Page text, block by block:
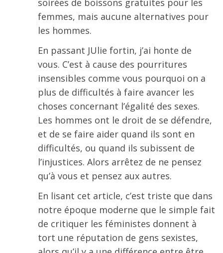
soirées de boissons gratuites pour les
femmes, mais aucune alternatives pour
les hommes.
En passant JUlie fortin, j’ai honte de
vous. C’est à cause des pourritures
insensibles comme vous pourquoi on a
plus de difficultés à faire avancer les
choses concernant l’égalité des sexes.
Les hommes ont le droit de se défendre,
et de se faire aider quand ils sont en
difficultés, ou quand ils subissent de
l’injustices. Alors arrêtez de ne pensez
qu’à vous et pensez aux autres.
En lisant cet article, c’est triste que dans
notre époque moderne que le simple fait
de critiquer les féministes donnent à
tort une réputation de gens sexistes,